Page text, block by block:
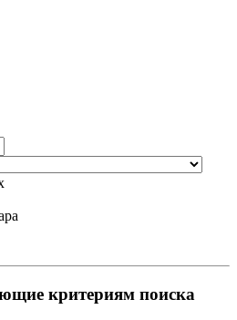
критериям поиска